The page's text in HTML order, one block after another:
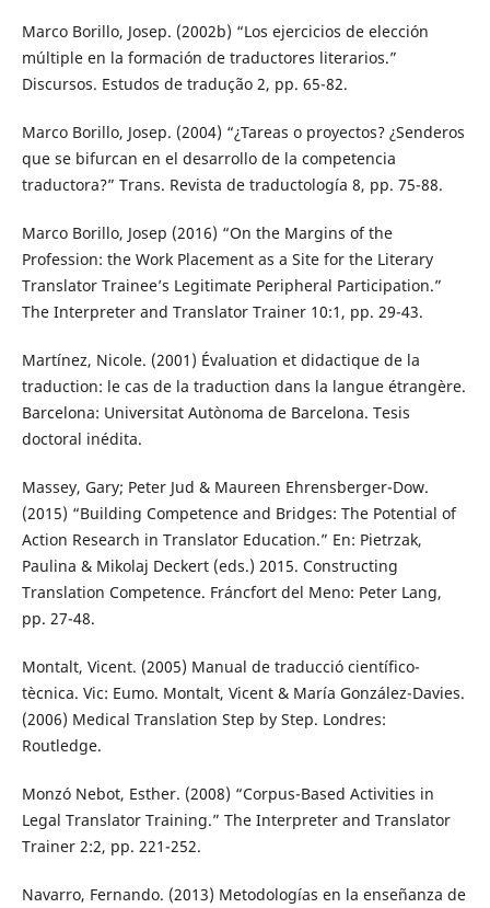
Marco Borillo, Josep. (2002b) “Los ejercicios de elección
múltiple en la formación de traductores literarios.”
Discursos. Estudos de tradução 2, pp. 65-82.
Marco Borillo, Josep. (2004) “¿Tareas o proyectos? ¿Senderos
que se bifurcan en el desarrollo de la competencia
traductora?” Trans. Revista de traductología 8, pp. 75-88.
Marco Borillo, Josep (2016) “On the Margins of the
Profession: the Work Placement as a Site for the Literary
Translator Trainee’s Legitimate Peripheral Participation.”
The Interpreter and Translator Trainer 10:1, pp. 29-43.
Martínez, Nicole. (2001) Évaluation et didactique de la
traduction: le cas de la traduction dans la langue étrangère.
Barcelona: Universitat Autònoma de Barcelona. Tesis
doctoral inédita.
Massey, Gary; Peter Jud & Maureen Ehrensberger-Dow.
(2015) “Building Competence and Bridges: The Potential of
Action Research in Translator Education.” En: Pietrzak,
Paulina & Mikolaj Deckert (eds.) 2015. Constructing
Translation Competence. Fráncfort del Meno: Peter Lang,
pp. 27-48.
Montalt, Vicent. (2005) Manual de traducció científico-
tècnica. Vic: Eumo. Montalt, Vicent & María González-Davies.
(2006) Medical Translation Step by Step. Londres:
Routledge.
Monzó Nebot, Esther. (2008) “Corpus-Based Activities in
Legal Translator Training.” The Interpreter and Translator
Trainer 2:2, pp. 221-252.
Navarro, Fernando. (2013) Metodologías en la enseñanza de